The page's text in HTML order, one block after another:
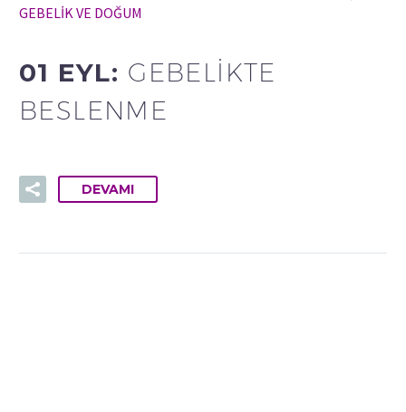
GEBELİK VE DOĞUM
01 EYL: GEBELIKTE
BESLENME
DEVAMI